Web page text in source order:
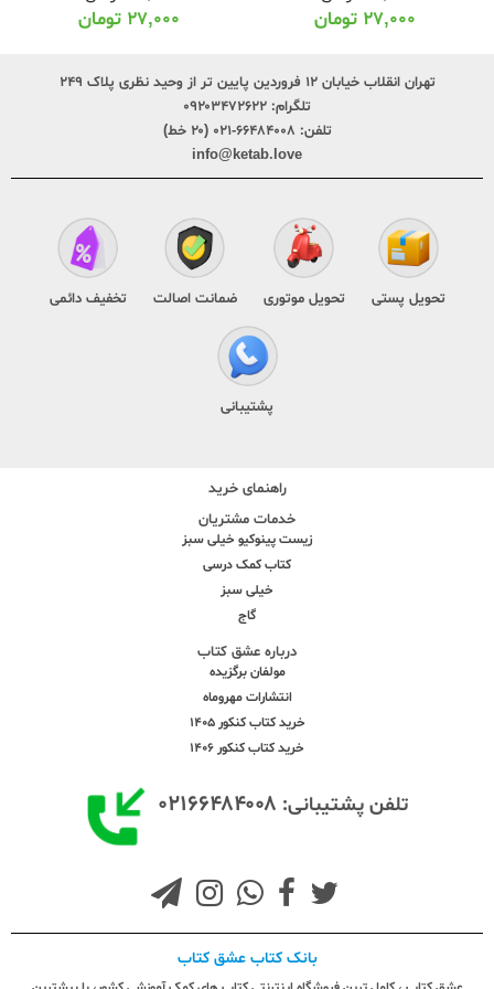
۲۷,۰۰۰ تومان ۲۷,۰۰۰ تومان
تهران انقلاب خیابان ۱۲ فروردین پایین تر از وحید نظری پلاک ۲۴۹
تلگرام: ۰۹۲۰۳۴۷۲۶۲۲
تلفن: ۶۶۴۸۴۰۰۸-۰۲۱ (۲۰ خط)
info@ketab.love
تحویل پستی تحویل موتوری ضمانت اصالت تخفیف دائمی
پشتیبانی
راهنمای خرید
خدمات مشتریان
زیست پینوکیو خیلی سبز
کتاب کمک درسی
خیلی سبز
گاج
درباره عشق کتاب
مولفان برگزیده
انتشارات مهروماه
خرید کتاب کنکور 1405
خرید کتاب کنکور 1406
تلفن پشتیبانی: ۰۲۱۶۶۴۸۴۰۰۸
بانک کتاب عشق کتاب